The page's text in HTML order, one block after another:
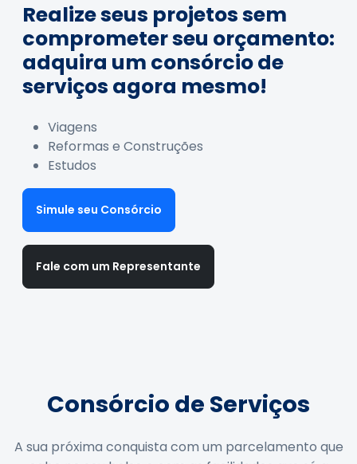
Realize seus projetos sem
comprometer seu orçamento:
adquira um consórcio de
serviços agora mesmo!
Viagens
Reformas e Construções
Estudos
Simule seu Consórcio
Fale com um Representante
Consórcio de Serviços
A sua próxima conquista com um parcelamento que